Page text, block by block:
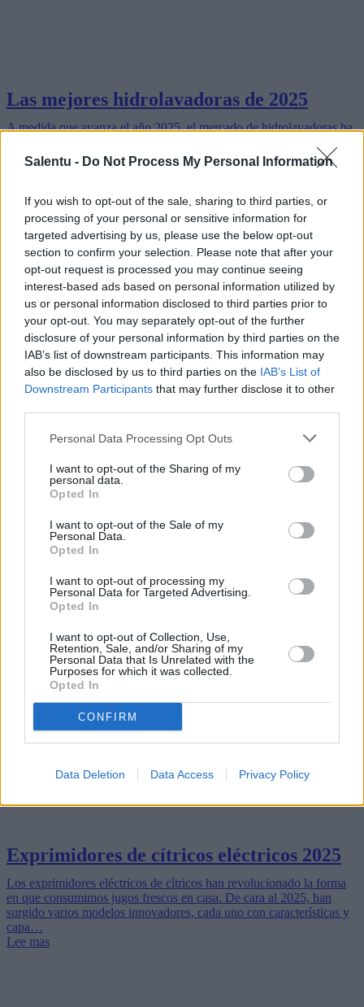
Salentu - Do Not Process My Personal Information
If you wish to opt-out of the sale, sharing to third parties, or
processing of your personal or sensitive information for
targeted advertising by us, please use the below opt-out
section to confirm your selection. Please note that after your
opt-out request is processed you may continue seeing
interest-based ads based on personal information utilized by
us or personal information disclosed to third parties prior to
your opt-out. You may separately opt-out of the further
disclosure of your personal information by third parties on the
IAB’s list of downstream participants. This information may
also be disclosed by us to third parties on the IAB’s List of
Downstream Participants that may further disclose it to other
Personal Data Processing Opt Outs
I want to opt-out of the Sharing of my
personal data.
Opted In
I want to opt-out of the Sale of my
Personal Data.
Opted In
I want to opt-out of processing my
Personal Data for Targeted Advertising.
Opted In
I want to opt-out of Collection, Use,
Retention, Sale, and/or Sharing of my
Personal Data that Is Unrelated with the
Purposes for which it was collected.
Opted In
CONFIRM
Data Deletion Data Access Privacy Policy
Las mejores hidrolavadoras de 2025
A medida que avanza el año 2025, el mercado de hidrolavadoras ha
necesidades residenciales como comerciales. Este artículo analiza
Cómo Airbnb logró un récord de
transacciones en Italia
transacciones en Italia, lo que marca un hito significativo en la
historia de la compañía. Este artículo explora las estrategias
empleadas por Ai…
Exprimidores de cítricos eléctricos 2025
Los exprimidores eléctricos de cítricos han revolucionado la forma
en que consumimos jugos frescos en casa. De cara al 2025, han
surgido varios modelos innovadores, cada uno con características y
capa…
Lee mas